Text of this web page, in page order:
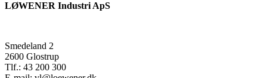
LØWENER Industri ApS
Smedeland 2
2600 Glostrup
Tlf.: 43 200 300